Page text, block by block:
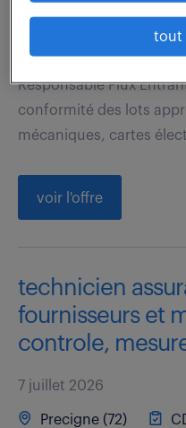
26 000 - 32 000 € /
Au sein de l'équipe du
Responsable Flux
conformité des lots
mécaniques, cartes
voir l'offre
technicien
fournisseurs et
controle,
7 juillet 2026
Precigne (72)
tout